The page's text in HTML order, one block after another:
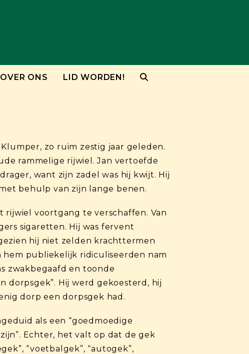
OVER ONS LID WORDEN!
zo ruim zestig jaar geleden.
rammelige rijwiel. Jan vertoefde
want zijn zadel was hij kwijt. Hij
behulp van zijn lange benen.
rijwiel voortgang te verschaffen. Van
sigaretten. Hij was fervent
hij niet zelden krachttermen
publiekelijk ridiculiseerden nam
zwakbegaafd en toonde
dorpsgek”. Hij werd gekoesterd, hij
dorp een dorpsgek had.
als een “goedmoedige
Echter, het valt op dat de gek
“voetbalgek”, “autogek”,